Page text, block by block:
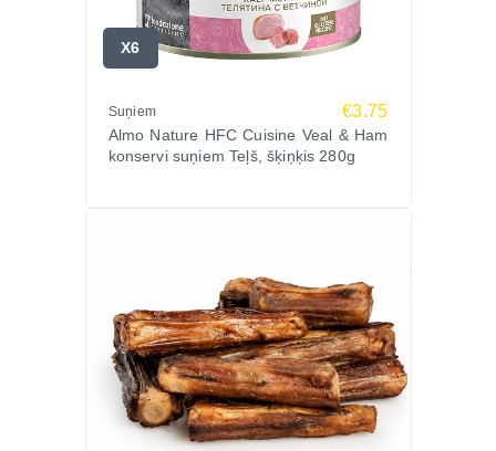
X6
Suņiem €3.75
Almo Nature HFC Cuisine Veal & Ham
konservi suņiem Teļš, šķiņķis 280g